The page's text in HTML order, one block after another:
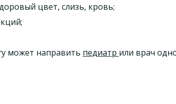
цвет, слизь, кровь;
может направить педиатр или врач